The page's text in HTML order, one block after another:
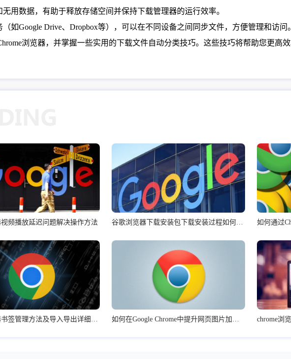
用数据，有助于释放存储空间并保持下载管理器的运行效率。
如Google Drive、Dropbox等），可以在不同设备之间同步文件，方便管理和访问。
浏览器，并掌握一些实用的下载文件自动分类技巧。这些技巧将帮助您更高
频播放延迟问题解决操作方法 谷歌浏览器下载安装包下载安装过程如何防止卡顿
谷歌浏览器书签管理方法及导入导出详细教程 如何在Google Chrome中提升网页图片加载时的效率